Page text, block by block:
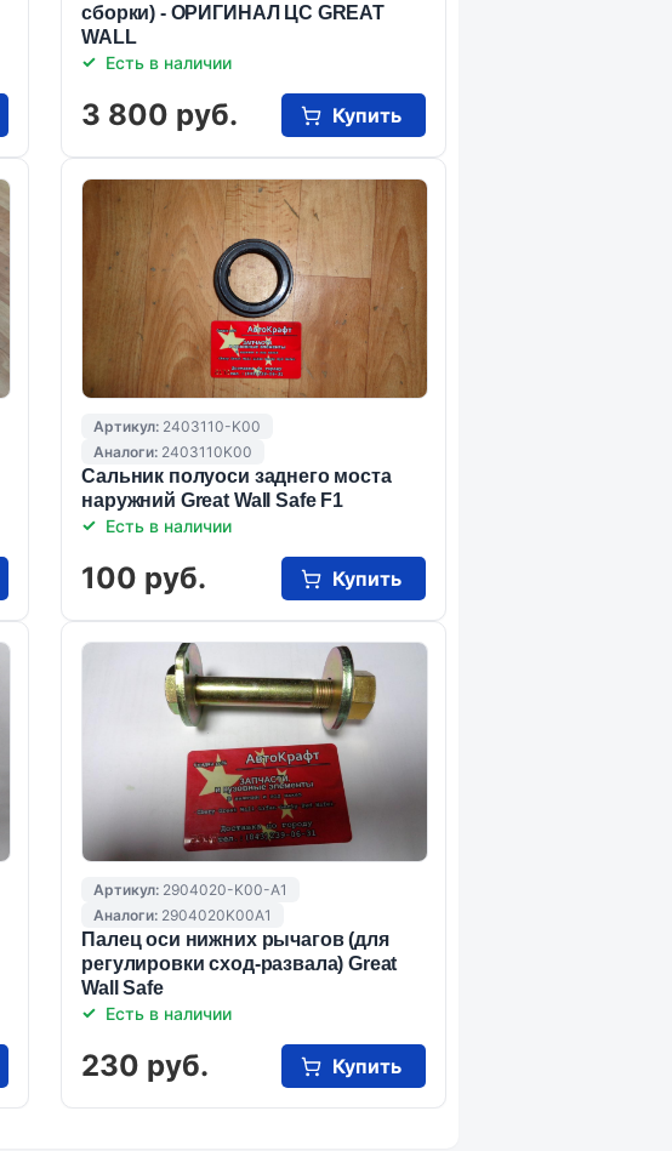
сборки) - ОРИГИНАЛ ЦС GREAT
WALL
Есть в наличии
3 800 руб. Купить
Артикул: 2403110-K00
Аналоги: 2403110K00
Сальник полуоси заднего моста
наружний Great Wall Safe F1
Есть в наличии
100 руб. Купить
Артикул: 2904020-K00-A1
Аналоги: 2904020K00A1
Палец оси нижних рычагов (для
регулировки сход-развала) Great
Wall Safe
Есть в наличии
230 руб. Купить